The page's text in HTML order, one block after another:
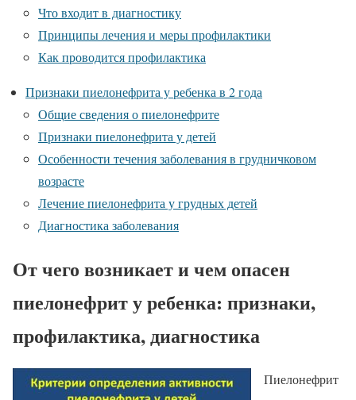
Что входит в диагностику
Принципы лечения и меры профилактики
Как проводится профилактика
Признаки пиелонефрита у ребенка в 2 года
Общие сведения о пиелонефрите
Признаки пиелонефрита у детей
Особенности течения заболевания в грудничковом
возрасте
Лечение пиелонефрита у грудных детей
Диагностика заболевания
От чего возникает и чем опасен
пиелонефрит у ребенка: признаки,
профилактика, диагностика
Пиелонефрит